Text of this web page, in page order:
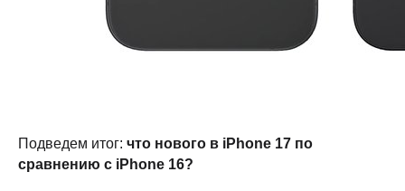
Подведем итог: что нового в iPhone 17 по
сравнению с iPhone 16?